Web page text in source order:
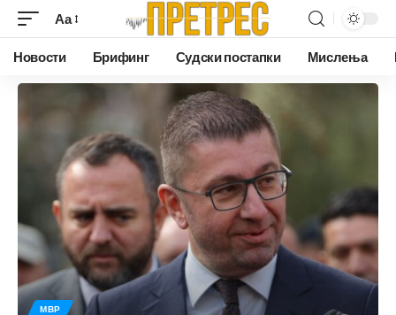
Аа
Новости Брифинг Судски постапки Мислења
МВР